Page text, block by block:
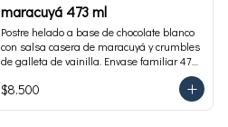
maracuyá 473 ml
Postre helado a base de chocolate blanco
con salsa casera de maracuyá y crumbles
de galleta de vainilla. Envase familiar 473
$8.500